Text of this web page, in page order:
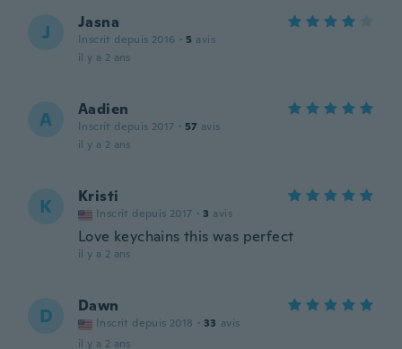
J Jasna
Inscrit depuis 2016 · 5 avis
il y a 2 ans
A Aadien
Inscrit depuis 2017 · 57 avis
il y a 2 ans
K Kristi
Inscrit depuis 2017 · 3 avis
Love keychains this was perfect
il y a 2 ans
D Dawn
Inscrit depuis 2018 · 33 avis
il y a 2 ans